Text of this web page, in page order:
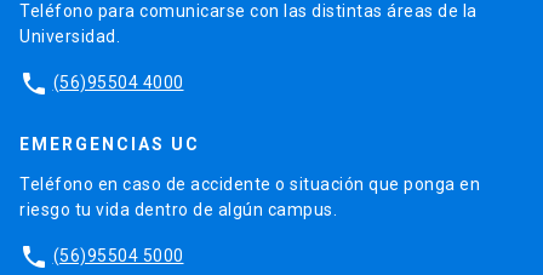
Teléfono para comunicarse con las distintas áreas de la
Universidad.
phone (56)95504 4000
EMERGENCIAS UC
Teléfono en caso de accidente o situación que ponga en
riesgo tu vida dentro de algún campus.
phone (56)95504 5000